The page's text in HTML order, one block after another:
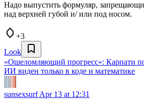
Надо выпустить формуляр,
над верхней губой и/ или под носом.
+3
Look
«Ошеломляющий прогресс»: Карпати
ИИ виден только в коде и математике
sunsexsurfApr 13 at 12:31